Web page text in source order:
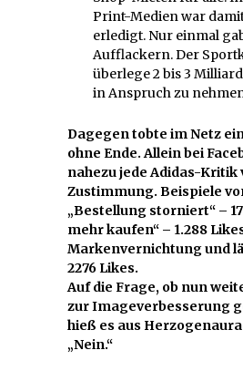
Print-Medien war
erledigt. Nur einmal
Aufflackern. Der
überlege 2 bis 3
in Anspruch zu
Dagegen tobte im Netz
ohne Ende. Allein bei
nahezu jede Adidas-
Zustimmung. Beispiele
„Bestellung storniert“ –
mehr kaufen“ – 1.288
Markenvernichtung und
2276 Likes.
Auf die Frage, ob nun
zur Imageverbesserung
hieß es aus
„Nein.“